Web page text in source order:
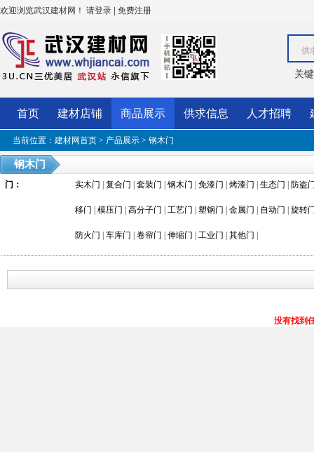
欢迎浏览武汉建材网！ 请登录 | 免费注册
供
关
首页 建材店铺 商品展示 供求信息 人才招聘
当前位置： 建材网首页 > 产品展示 > 钢木门
钢木门
门 ： 实木门 复合门 套装门 钢木门 免漆门 烤漆门 生态门 防盗
移门 模压门 高分子门 工艺门 塑钢门 金属门 自动门 旋转
防火门 车库门 卷帘门 伸缩门 工业门 其他门
没有找到